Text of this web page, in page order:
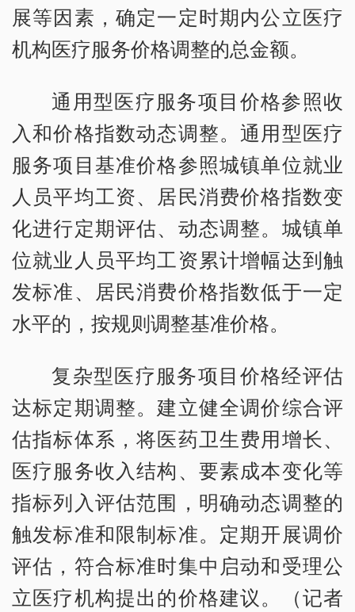
展等因素，确定一定时期内公立医疗
机构医疗服务价格调整的总金额。
通用型医疗服务项目价格参照收
入和价格指数动态调整。通用型医疗
服务项目基准价格参照城镇单位就业
人员平均工资、居民消费价格指数变
化进行定期评估、动态调整。城镇单
位就业人员平均工资累计增幅达到触
发标准、居民消费价格指数低于一定
水平的，按规则调整基准价格。
复杂型医疗服务项目价格经评估
达标定期调整。建立健全调价综合评
估指标体系，将医药卫生费用增长、
医疗服务收入结构、要素成本变化等
指标列入评估范围，明确动态调整的
触发标准和限制标准。定期开展调价
评估，符合标准时集中启动和受理公
立医疗机构提出的价格建议。（记者